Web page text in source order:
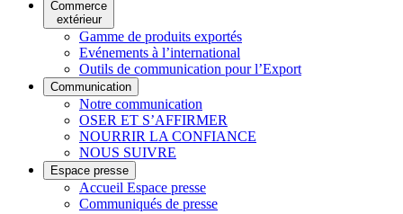
Commerce
extérieur
Gamme de produits exportés
Evénements à l’international
Outils de communication pour l’Export
Communication
Notre communication
OSER ET S’AFFIRMER
NOURRIR LA CONFIANCE
NOUS SUIVRE
Espace presse
Accueil Espace presse
Communiqués de presse